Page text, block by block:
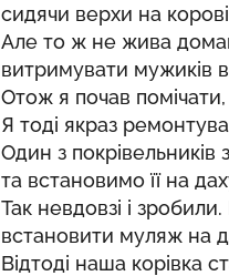
сидячи верхи на
Але то ж не жива
витримувати мужиків
Отож я почав
Я тоді якраз
Один з
та встановимо її на
Так невдовзі і
встановити муляж на
Відтоді наша корівка